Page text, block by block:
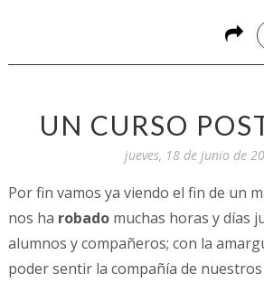
UN CURSO
jueves, 18 de junio de
Por fin vamos ya viendo el fin de un
nos ha robado muchas horas y días
alumnos y compañeros; con la
poder sentir la compañía de